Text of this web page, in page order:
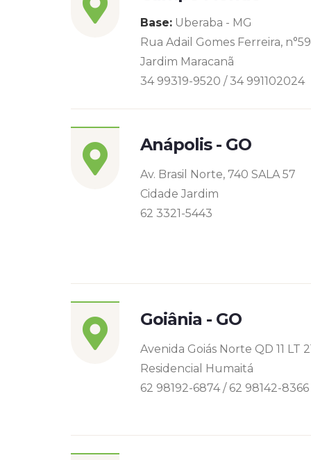
Base: Uberaba - MG
Rua Adail Gomes Ferreira,
Jardim Maracanã
34 99319-9520 / 34 991102024
Anápolis - GO
Av. Brasil Norte, 740 SALA 57
Cidade Jardim
62 3321-5443
Goiânia - GO
Avenida Goiás Norte QD 11 LT
Residencial Humaitá
62 98192-6874 / 62 98142-8366